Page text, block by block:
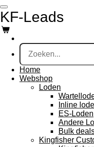
Ga
direct
naar
de
hoofdinhoud
KF-Leads
Home
Webshop
Loden
Inline
ES-Loden
Andere
Bulk
Kingfisher